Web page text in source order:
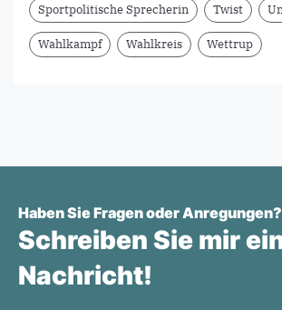
Sportpolitische Sprecherin Twist
Wahlkampf Wahlkreis Wettrup
Haben Sie Fragen oder Anregungen?
Schreiben Sie mir
Nachricht!